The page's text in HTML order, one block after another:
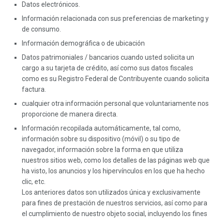
Datos electrónicos.
Información relacionada con sus preferencias de marketing y
de consumo.
Información demográfica o de ubicación
Datos patrimoniales / bancarios cuando usted solicita un
cargo a su tarjeta de crédito, así como sus datos fiscales
como es su Registro Federal de Contribuyente cuando solicita
factura.
cualquier otra información personal que voluntariamente nos
proporcione de manera directa.
Información recopilada automáticamente, tal como,
información sobre su dispositivo (móvil) o su tipo de
navegador, información sobre la forma en que utiliza
nuestros sitios web, como los detalles de las páginas web que
ha visto, los anuncios y los hipervínculos en los que ha hecho
clic, etc.
Los anteriores datos son utilizados única y exclusivamente
para fines de prestación de nuestros servicios, así como para
el cumplimiento de nuestro objeto social, incluyendo los fines